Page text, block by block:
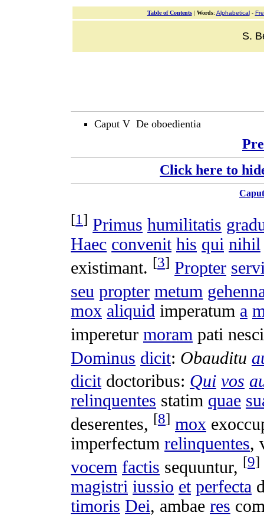
Table of Contents| Words: Alphabetical-
S.
Caput V De oboedientia
Click here to
Caput
[1 ] Primus humilitatis
Haec convenit his qui nihil
existimant. [3] Propter
seu propter metum
mox aliquid imperatum a
imperetur moram pati
Dominus dicit: Obauditu
dicit doctoribus: Qui vos
relinquentes statim quae
deserentes, [8] mox
imperfectum relinquentes,
vocem factis sequuntur, [9]
magistri iussio et perfecta
timoris Dei, ambae res